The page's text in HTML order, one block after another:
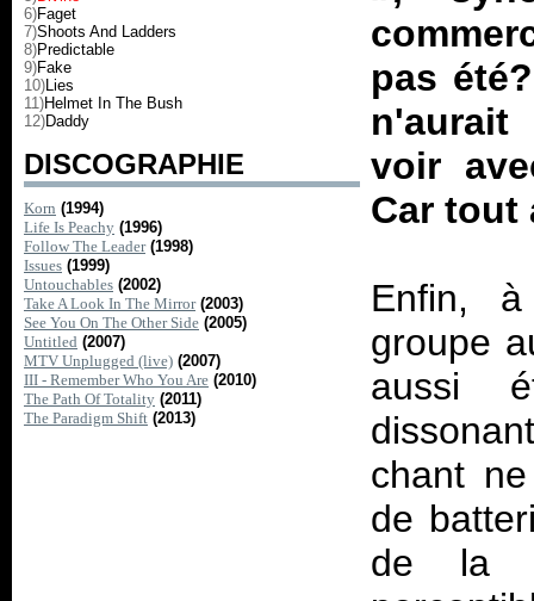
6)Faget
7)Shoots And Ladders
8)Predictable
9)Fake
10)Lies
11)Helmet In The Bush
12)Daddy
DISCOGRAPHIE
Korn (1994)
Life Is Peachy (1996)
Follow The Leader (1998)
Issues (1999)
Untouchables (2002)
Take A Look In The Mirror (2003)
See You On The Other Side (2005)
Untitled (2007)
MTV Unplugged (live) (2007)
III - Remember Who You Are (2010)
The Path Of Totality (2011)
The Paradigm Shift (2013)
pas
n'aurait
voir
Car tout
Enfin,
groupe
aussi
chant
de
de la